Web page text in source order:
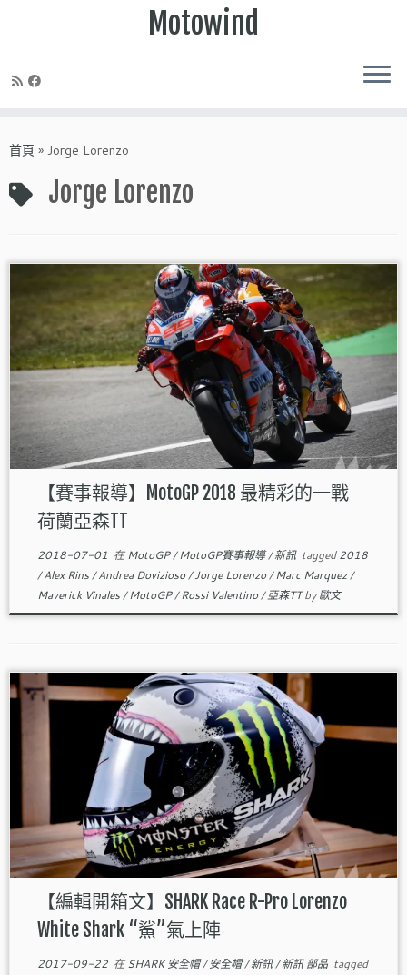
to
Motowind
首頁 » Jorge Lorenzo
Jorge Lorenzo
【賽事報導】MotoGP 2018 最精彩的一戰
荷蘭亞森TT
2018-07-01 在MotoGP/MotoGP賽事報導/新訊 tagged2018
/Alex Rins/Andrea Dovizioso/Jorge Lorenzo/Marc Marquez/
Maverick Vinales/MotoGP/Rossi Valentino/亞森TTby歐文
【編輯開箱文】SHARK Race R-Pro Lorenzo
White Shark “鯊”氣上陣
2017-09-22在SHARK 安全帽/安全帽/新訊/新訊 部品 tagged